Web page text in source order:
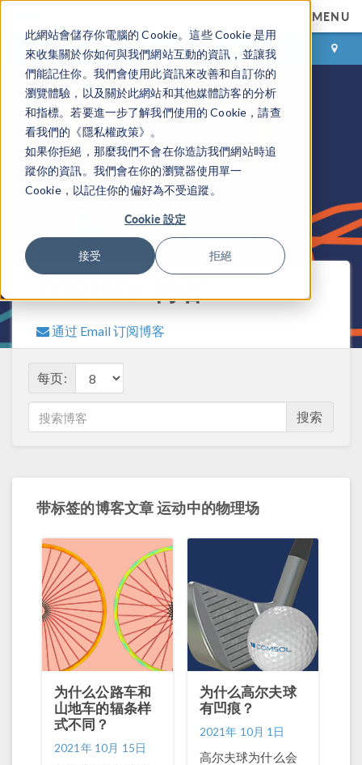
此網站會儲存你電腦的 Cookie。這些 Cookie 是用
來收集關於你如何與我們網站互動的資訊，並讓我
們能記住你。我們會使用此資訊來改善和自訂你的
瀏覽體驗，以及關於此網站和其他媒體訪客的分析
和指標。若要進一步了解我們使用的 Cookie，請查
看我們的《隱私權政策》。
如果你拒絕，那麼我們不會在你造訪我們網站時追
蹤你的資訊。我們會在你的瀏覽器使用單一
Cookie，以記住你的偏好為不受追蹤。
Cookie 設定
接受 拒絕
MENU
登录 咨询与购买
COMSOL 博客
通过 Email 订阅博客
每页:
搜索
带标签的博客文章 运动中的物理场
为什么公路车和
山地车的辐条样
式不同？
2021年 10月 15日
为什么高尔夫球
有凹痕？
2021年 10月 1日
高尔夫球为什么会